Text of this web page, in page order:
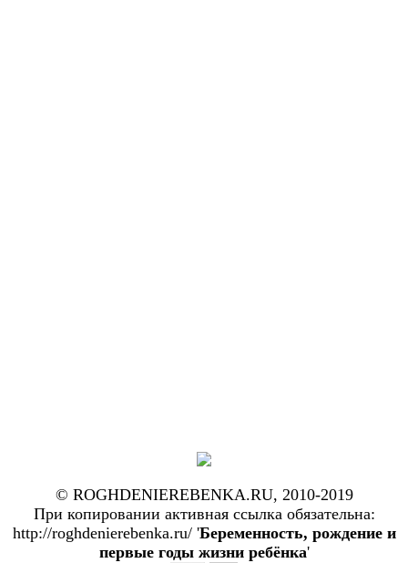
© ROGHDENIEREBENKA.RU, 2010-2019
При копировании активная ссылка обязательна:
http://roghdenierebenka.ru/ 'Беременность, рождение и
первые годы жизни ребёнка'